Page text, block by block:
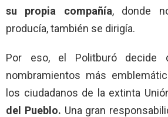
su propia compañía, donde
producía, también se dirigía.
Por eso, el Politburó decide
nombramientos más
los ciudadanos de la extinta
del Pueblo. Una gran